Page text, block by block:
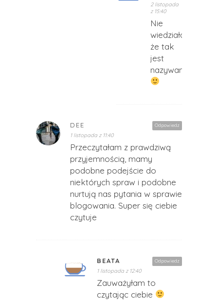
2 listopada
z 15:40
Nie
wiedziałam,
że tak
jest
nazywana
Odpowiedz
DEE
1 listopada z 11:40
Przeczytałam z prawdziwą
przyjemnością, mamy
podobne podejście do
niektórych spraw i podobne
nurtują nas pytania w sprawie
blogowania. Super się ciebie
czytuje
Odpowiedz
BEATA
1 listopada z 12:40
Zauważyłam to
czytając ciebie